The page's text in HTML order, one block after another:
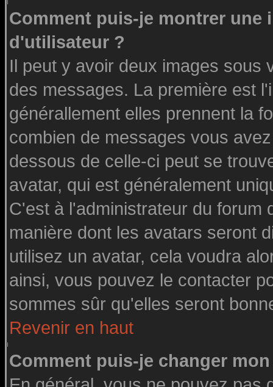
Comment puis-je montrer une
d'utilisateur ?
Il peut y avoir deux images sous
des messages. La première est
générallement elles prennent la
combien de messages vous
dessous de celle-ci peut se
avatar, qui est généralement
C'est à l'administrateur du forum
manière dont les avatars seront
utilisez un avatar, cela voudra
ainsi, vous pouvez le contacter
sommes sûr qu'elles seront
Revenir en haut
Comment puis-je changer